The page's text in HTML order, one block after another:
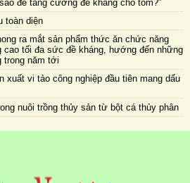
để tăng cường đề kháng cho tôm?”
toàn diện
ra mắt sản phẩm thức ăn chức năng
cao tối đa sức đề kháng, hướng đến những
trong năm tới
xuất vi tảo công nghiệp đầu tiên mang dấu
nuôi trồng thủy sản từ bột cá thủy phân